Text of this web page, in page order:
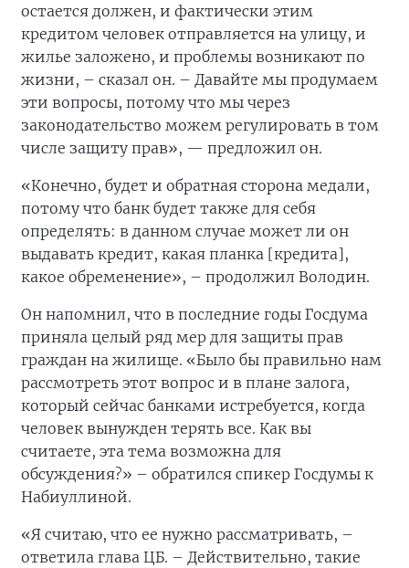
остается должен, и фактически этим
кредитом человек отправляется на улицу, и
жилье заложено, и проблемы возникают по
жизни, – сказал он. – Давайте мы продумаем
эти вопросы, потому что мы через
законодательство можем регулировать в том
числе защиту прав», — предложил он.
«Конечно, будет и обратная сторона медали,
потому что банк будет также для себя
определять: в данном случае может ли он
выдавать кредит, какая планка [кредита],
какое обременение», – продолжил Володин.
Он напомнил, что в последние годы Госдума
приняла целый ряд мер для защиты прав
граждан на жилище. «Было бы правильно нам
рассмотреть этот вопрос и в плане залога,
который сейчас банками истребуется, когда
человек вынужден терять все. Как вы
считаете, эта тема возможна для
обсуждения?» – обратился спикер Госдумы к
Набиуллиной.
«Я считаю, что ее нужно рассматривать, –
ответила глава ЦБ. – Действительно, такие